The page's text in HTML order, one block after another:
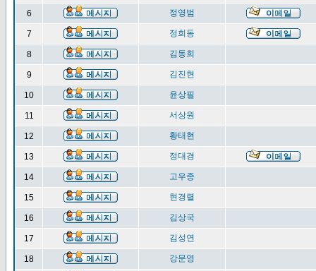
6 정영범
7 정희동
8 김동희
9 김진현
10 윤상필
11 서상원
12 황태현
13 정대경
14 고우종
15 현경렬
16 김상국
17 김성연
18 강문영